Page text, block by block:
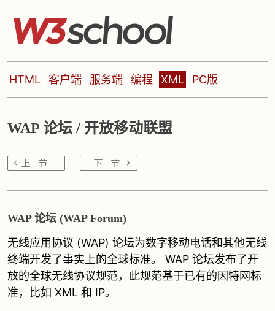
HTML 客户端 服务端 编程 XML PC版
WAP 论坛 / 开放移动联盟
WAP 论坛 (WAP Forum)
无线应用协议 (WAP) 论坛为数字移动电话和其他无线
终端开发了事实上的全球标准。 WAP 论坛发布了开
放的全球无线协议规范，此规范基于已有的因特网标
准，比如 XML 和 IP。